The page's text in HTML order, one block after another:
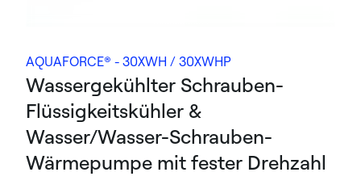
AQUAFORCE® - 30XWH / 30XWHP
Wassergekühlter Schrauben-
Flüssigkeitskühler &
Wasser/Wasser-Schrauben-
Wärmepumpe mit fester Drehzahl